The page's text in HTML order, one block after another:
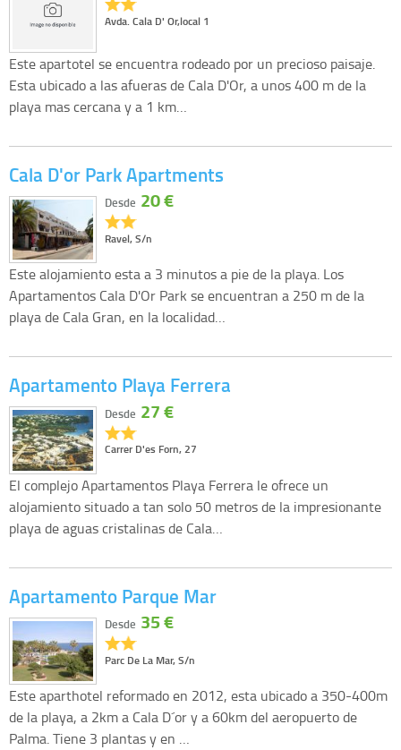
Avda. Cala D' Or,local 1
Este apartotel se encuentra rodeado por un precioso paisaje.
Esta ubicado a las afueras de Cala D'Or, a unos 400 m de la
playa mas cercana y a 1 km…
Cala D'or Park Apartments
Ravel, S/n
Desde 20 €
Este alojamiento esta a 3 minutos a pie de la playa. Los
Apartamentos Cala D'Or Park se encuentran a 250 m de la
playa de Cala Gran, en la localidad…
Apartamento Playa Ferrera
Carrer D'es Forn, 27
Desde 27 €
El complejo Apartamentos Playa Ferrera le ofrece un
alojamiento situado a tan solo 50 metros de la impresionante
playa de aguas cristalinas de Cala…
Apartamento Parque Mar
Parc De La Mar, S/n
Desde 35 €
Este aparthotel reformado en 2012, esta ubicado a 350-400m
de la playa, a 2km a Cala D´or y a 60km del aeropuerto de
Palma. Tiene 3 plantas y en …